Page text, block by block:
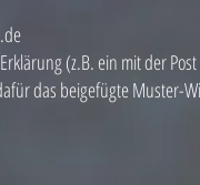
(z.B. ein mit der
das beigefügte Muster-